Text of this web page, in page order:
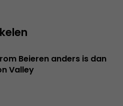
Beieren anders is dan
Valley